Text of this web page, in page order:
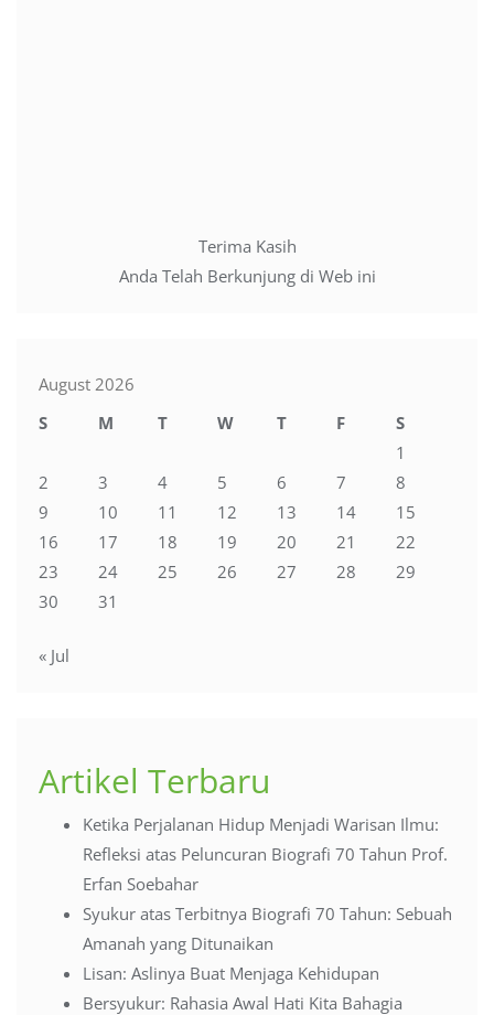
Terima Kasih
Anda Telah Berkunjung di Web ini
August 2026
S
M T W T F
S
1
2
3 4 5 6 7
8
9
10 11 12 13 14
15
16
17 18 19 20 21
22
23
24 25 26 27 28
29
30
31
« Jul
Artikel Terbaru
Ketika Perjalanan Hidup Menjadi Warisan Ilmu:
Refleksi atas Peluncuran Biografi 70 Tahun Prof.
Erfan Soebahar
Syukur atas Terbitnya Biografi 70 Tahun: Sebuah
Amanah yang Ditunaikan
Lisan: Aslinya Buat Menjaga Kehidupan
Bersyukur: Rahasia Awal Hati Kita Bahagia